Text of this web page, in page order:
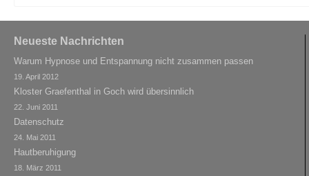
Neueste Nachrichten
Warum Hypnose und Entspannung nicht zusammen passen
19. April 2012
Kloster Graefenthal in Goch wird übersinnlich
22. Juni 2011
Datenschutz
24. Mai 2011
Hautberuhigung
18. März 2011